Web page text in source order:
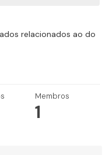
relacionados ao do
Membros
1